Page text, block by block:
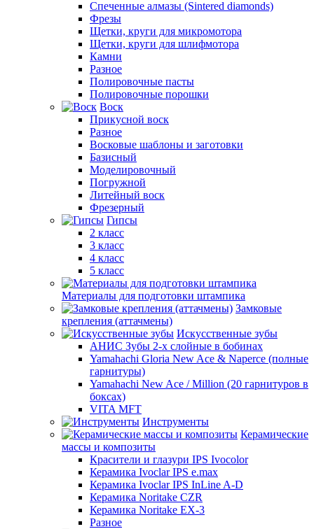
Спеченные алмазы (Sintered diamonds)
Фрезы
Щетки, круги для микромотора
Щетки, круги для шлифмотора
Камни
Разное
Полировочные пасты
Полировочные порошки
Воск
Прикусной воск
Разное
Восковые шаблоны и заготовки
Базисный
Моделировочный
Погружной
Литейный воск
Фрезерный
Гипсы
2 класс
3 класс
4 класс
5 класс
Материалы для подготовки штампика
Замковые
крепления (аттачмены)
Искусственные зубы
АНИС Зубы 2-х слойные в бобинах
Yamahachi Gloria New Ace & Naperce (полные
гарнитуры)
Yamahachi New Ace / Million (20 гарнитуров в
боксах)
VITA MFT
Инструменты
Керамические
массы и композиты
Красители и глазури IPS Ivocolor
Керамика Ivoclar IPS e.max
Керамика Ivoclar IPS InLine A-D
Керамика Noritake CZR
Керамика Noritake EX-3
Разное